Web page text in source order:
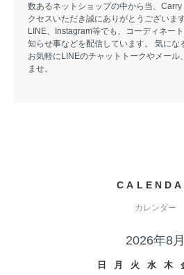
数あるネットショップの中から当、
クセスいただき誠にありがとうございま
LINE、Instagram等でも、コーディネー
知らせ事などを配信しています。 気にな
お気軽にLINEのチャットトークやメール
ませ。
カレンダー
2026年8月
日 月 火 水 木